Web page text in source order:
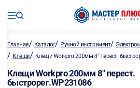
Главная/ Каталог/ Ручной инструмент/
/ Клещи/ Клещи Workpro 200мм 8" перест.
Клещи Workpro 200мм 8" перест.
быстрорег.WP231086